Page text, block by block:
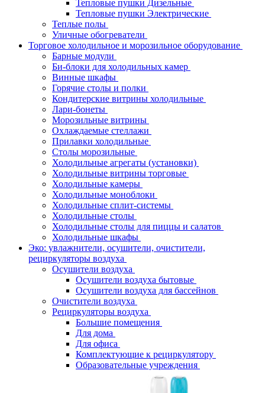
Тепловые пушки Дизельные
Тепловые пушки Электрические
Теплые полы
Уличные обогреватели
Торговое холодильное и морозильное оборудование
Барные модули
Би-блоки для холодильных камер
Винные шкафы
Горячие столы и полки
Кондитерские витрины холодильные
Лари-бонеты
Морозильные витрины
Охлаждаемые стеллажи
Прилавки холодильные
Столы морозильные
Холодильные агрегаты (установки)
Холодильные витрины торговые
Холодильные камеры
Холодильные моноблоки
Холодильные сплит-системы
Холодильные столы
Холодильные столы для пиццы и салатов
Холодильные шкафы
Эко: увлажнители, осушители, очистители,
рециркуляторы воздуха
Осушители воздуха
Осушители воздуха бытовые
Осушители воздуха для бассейнов
Очистители воздуха
Рециркуляторы воздуха
Большие помещения
Для дома
Для офиса
Комплектующие к рециркулятору
Образовательные учреждения